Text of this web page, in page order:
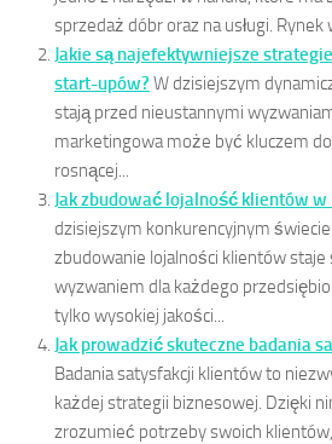
sprzedaż dóbr oraz na usługi. Rynek
Jakie są najefektywniejsze
start-upów? W dzisiejszym
stają przed nieustannymi
marketingowa może być kluczem
rosnącej...
Jak zbudować lojalność klientów w
dzisiejszym konkurencyjnym
zbudowanie lojalności klientów staje
wyzwaniem dla każdego
tylko wysokiej jakości...
Jak prowadzić skuteczne badania
Badania satysfakcji klientów to
każdej strategii biznesowej. Dzięki
zrozumieć potrzeby swoich klientów,